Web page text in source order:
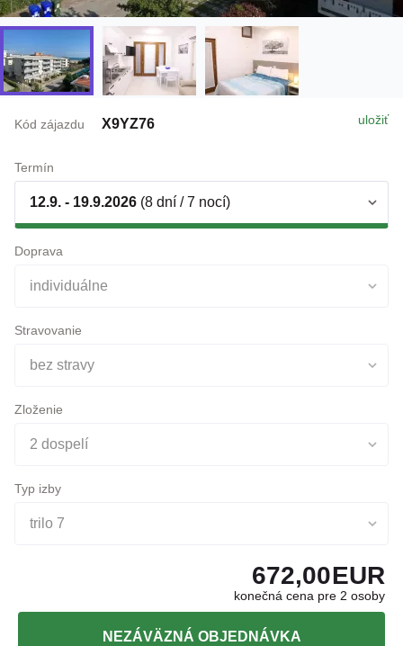
uložiť
Kód zájazdu X9YZ76
Termín
12.9. - 19.9.2026 (8 dní / 7 nocí)
Doprava
individuálne
Stravovanie
bez stravy
Zloženie
2 dospelí
Typ izby
trilo 7
konečná cena pre 2 osoby
672,00EUR
NEZÁVÄZNÁ OBJEDNÁVKA